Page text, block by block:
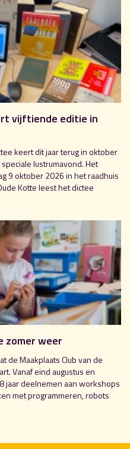
vijftiende editie in
keert dit jaar terug in oktober
lustrumavond. Het
9 oktober 2026 in het raadhuis
Kotte leest het dictee
zomer weer
de Maakplaats Club van de
Vanaf eind augustus en
jaar deelnemen aan workshops
met programmeren, robots